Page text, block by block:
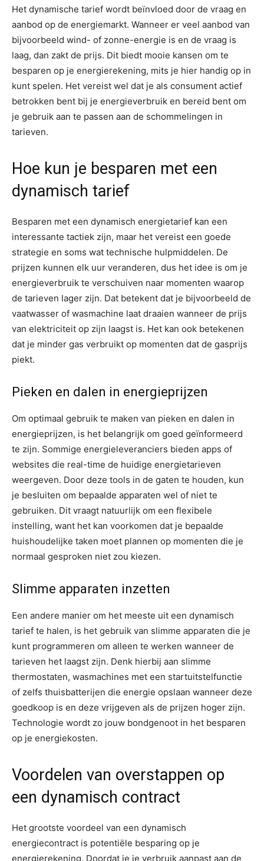
Het dynamische tarief wordt beïnvloed door de vraag en
aanbod op de energiemarkt. Wanneer er veel aanbod van
bijvoorbeeld wind- of zonne-energie is en de vraag is
laag, dan zakt de prijs. Dit biedt mooie kansen om te
besparen op je energierekening, mits je hier handig op in
kunt spelen. Het vereist wel dat je als consument actief
betrokken bent bij je energieverbruik en bereid bent om
je gebruik aan te passen aan de schommelingen in
tarieven.
Hoe kun je besparen met een
dynamisch tarief
Besparen met een dynamisch energietarief kan een
interessante tactiek zijn, maar het vereist een goede
strategie en soms wat technische hulpmiddelen. De
prijzen kunnen elk uur veranderen, dus het idee is om je
energieverbruik te verschuiven naar momenten waarop
de tarieven lager zijn. Dat betekent dat je bijvoorbeeld de
vaatwasser of wasmachine laat draaien wanneer de prijs
van elektriciteit op zijn laagst is. Het kan ook betekenen
dat je minder gas verbruikt op momenten dat de gasprijs
piekt.
Pieken en dalen in energieprijzen
Om optimaal gebruik te maken van pieken en dalen in
energieprijzen, is het belangrijk om goed geïnformeerd
te zijn. Sommige energieleveranciers bieden apps of
websites die real-time de huidige energietarieven
weergeven. Door deze tools in de gaten te houden, kun
je besluiten om bepaalde apparaten wel of niet te
gebruiken. Dit vraagt natuurlijk om een flexibele
instelling, want het kan voorkomen dat je bepaalde
huishoudelijke taken moet plannen op momenten die je
normaal gesproken niet zou kiezen.
Slimme apparaten inzetten
Een andere manier om het meeste uit een dynamisch
tarief te halen, is het gebruik van slimme apparaten die je
kunt programmeren om alleen te werken wanneer de
tarieven het laagst zijn. Denk hierbij aan slimme
thermostaten, wasmachines met een startuitstelfunctie
of zelfs thuisbatterijen die energie opslaan wanneer deze
goedkoop is en deze vrijgeven als de prijzen hoger zijn.
Technologie wordt zo jouw bondgenoot in het besparen
op je energiekosten.
Voordelen van overstappen op
een dynamisch contract
Het grootste voordeel van een dynamisch
energiecontract is potentiële besparing op je
energierekening. Doordat je je verbruik aanpast aan de